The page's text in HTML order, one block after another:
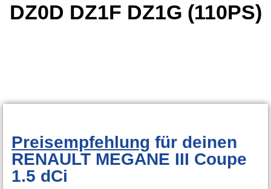
DZ0D DZ1F DZ1G (110PS)
Preisempfehlung für deinen
RENAULT MEGANE III Coupe
1.5 dCi